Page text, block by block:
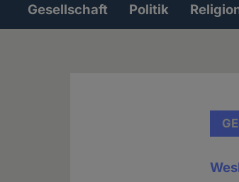
Hauptnavigation
Gesellschaft Politik